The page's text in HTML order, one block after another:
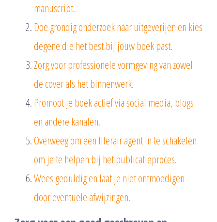
manuscript.
Doe grondig onderzoek naar uitgeverijen en kies
degene die het best bij jouw boek past.
Zorg voor professionele vormgeving van zowel
de cover als het binnenwerk.
Promoot je boek actief via social media, blogs
en andere kanalen.
Overweeg om een literair agent in te schakelen
om je te helpen bij het publicatieproces.
Wees geduldig en laat je niet ontmoedigen
door eventuele afwijzingen.